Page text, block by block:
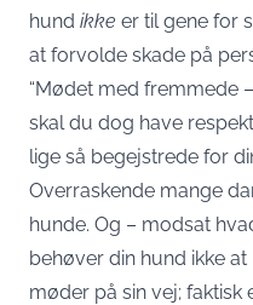
hund ikke er til gene for
at forvolde skade på
“Mødet med fremmede
skal du dog have
lige så begejstrede for
Overraskende mange
hunde. Og – modsat
behøver din hund ikke
møder på sin vej; faktisk